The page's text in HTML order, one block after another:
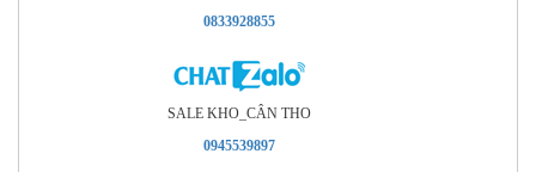
0833928855
SALE KHO_CÂN THO
0945539897